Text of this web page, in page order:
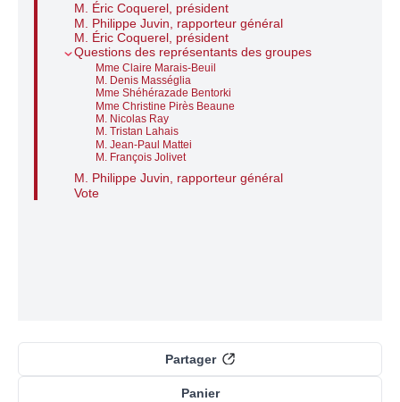
M. Éric Coquerel, président
M. Philippe Juvin, rapporteur général
M. Éric Coquerel, président
Questions des représentants des groupes
Mme Claire Marais-Beuil
M. Denis Masséglia
Mme Shéhérazade Bentorki
Mme Christine Pirès Beaune
M. Nicolas Ray
M. Tristan Lahais
M. Jean-Paul Mattei
M. François Jolivet
M. Philippe Juvin, rapporteur général
Vote
Panier
Partager